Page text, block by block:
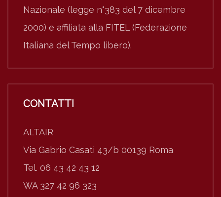
Nazionale (legge n°383 del 7 dicembre
2000) e affiliata alla FITEL (Federazione
Italiana del Tempo libero).
CONTATTI
ALTAIR
Via Gabrio Casati 43/b 00139 Roma
Tel. 06 43 42 43 12
WA 327 42 96 323